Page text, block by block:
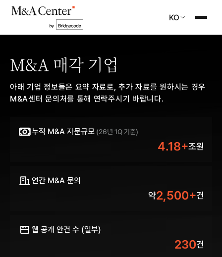
KO
M&A 매각 기업
아래 기업 정보들은 요약 자료로, 추가 자료를 원하시는 경우
M&A센터 문의처를 통해 연락주시기 바랍니다.
누적 M&A 자문규모 (26년 1Q 기준)
4.18+조원
연간 M&A 문의
약2,500+건
웹 공개 안건 수 (일부)
230건